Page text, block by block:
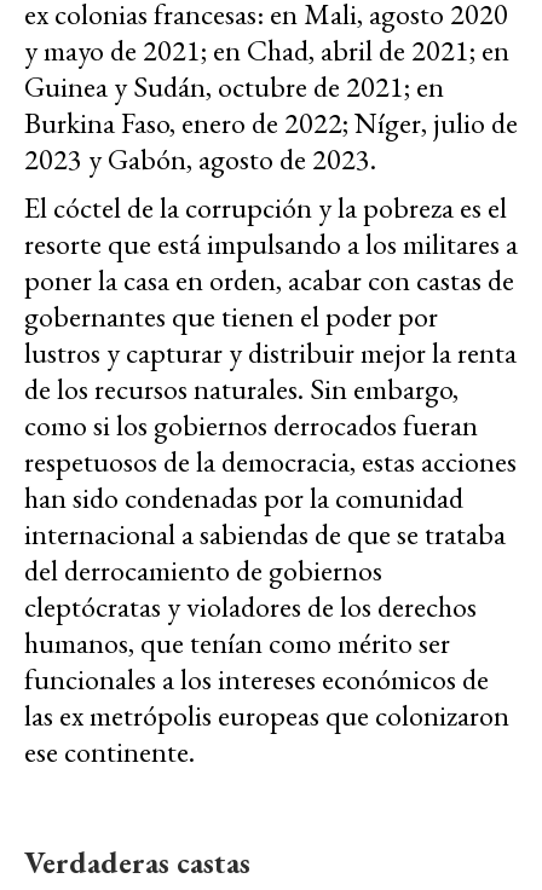
ex colonias francesas: en Mali, agosto 2020
y mayo de 2021; en Chad, abril de 2021; en
Guinea y Sudán, octubre de 2021; en
Burkina Faso, enero de 2022; Níger, julio de
2023 y Gabón, agosto de 2023.
El cóctel de la corrupción y la pobreza es el
resorte que está impulsando a los militares a
poner la casa en orden, acabar con castas de
gobernantes que tienen el poder por
lustros y capturar y distribuir mejor la renta
de los recursos naturales. Sin embargo,
como si los gobiernos derrocados fueran
respetuosos de la democracia, estas acciones
han sido condenadas por la comunidad
internacional a sabiendas de que se trataba
del derrocamiento de gobiernos
cleptócratas y violadores de los derechos
humanos, que tenían como mérito ser
funcionales a los intereses económicos de
las ex metrópolis europeas que colonizaron
ese continente.
Verdaderas castas